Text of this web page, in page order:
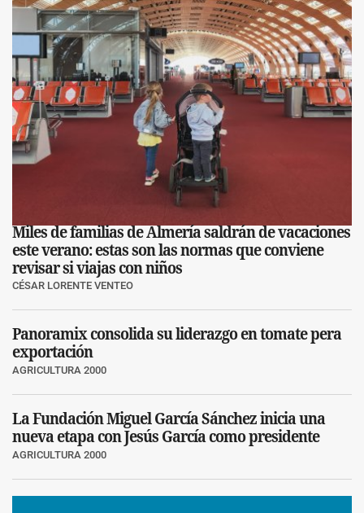
Miles de familias de Almería saldrán de vacaciones
este verano: estas son las normas que conviene
revisar si viajas con niños
CÉSAR LORENTE VENTEO
Panoramix consolida su liderazgo en tomate pera
exportación
AGRICULTURA 2000
La Fundación Miguel García Sánchez inicia una
nueva etapa con Jesús García como presidente
AGRICULTURA 2000